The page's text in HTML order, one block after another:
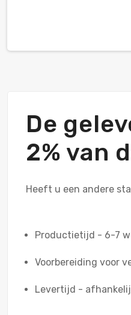
De
2% van
Heeft u een andere
Productietijd - 6-7
Voorbereiding voor
Levertijd -